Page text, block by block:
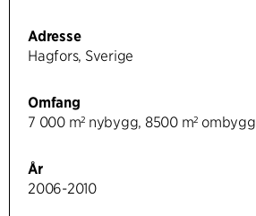
Adresse
Hagfors, Sverige
Omfang
7 000 m² nybygg, 8500 m² ombygg
År
2006-2010